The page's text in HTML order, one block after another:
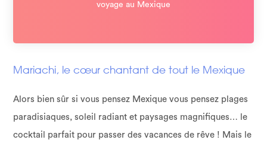
Mariachi, le cœur chantant de tout le Mexique
Alors bien sûr si vous pensez Mexique vous pensez plages
paradisiaques, soleil radiant et paysages magnifiques… le
cocktail parfait pour passer des vacances de rêve ! Mais le
voyage au Mexique